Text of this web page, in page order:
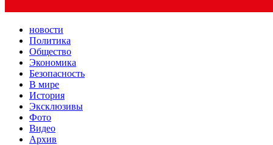
новости
Политика
Общество
Экономика
Безопасность
В мире
История
Эксклюзивы
Фото
Видео
Архив